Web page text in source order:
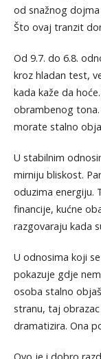
od snažnog
Što ovaj tranzit
Od 9.7. do 6.8.
kroz hladan test,
kada kaže da
obrambenog
morate stalno
U stabilnim
mirniju bliskost.
oduzima energiju.
financije, kućne
razgovaraju kada
U odnosima koji
pokazuje gdje
osoba stalno
stranu, taj
dramatizira. Ona
Ovo je i dobro